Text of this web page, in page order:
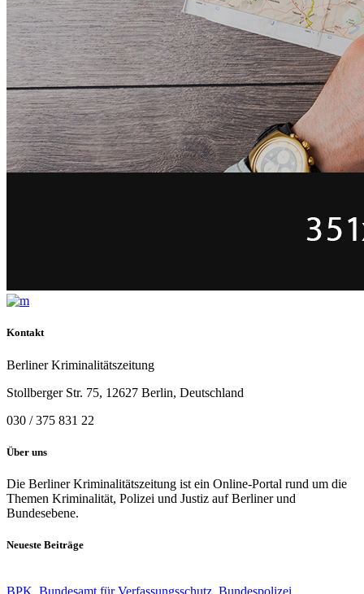
Kontakt
Berliner Kriminalitätszeitung
Stollberger Str. 75, 12627 Berlin, Deutschland
030 / 375 831 22
Über uns
Die Berliner Kriminalitätszeitung ist ein Online-Portal rund um die
Themen Kriminalität, Polizei und Justiz auf Berliner und
Bundesebene.
Neueste Beiträge